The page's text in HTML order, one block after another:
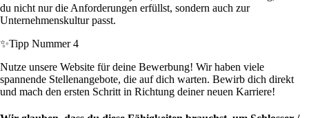
du nicht nur die Anforderungen erfüllst, sondern auch zur
Unternehmenskultur passt.
✨Tipp Nummer 4
Nutze unsere Website für deine Bewerbung! Wir haben viele
spannende Stellenangebote, die auf dich warten. Bewirb dich direkt
und mach den ersten Schritt in Richtung deiner neuen Karriere!